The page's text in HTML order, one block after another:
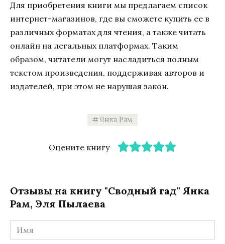
Для приобретения книги мы предлагаем список
интернет-магазинов, где вы сможете купить ее в
различных форматах для чтения, а также читать
онлайн на легальных платформах. Таким
образом, читатели могут насладиться полным
текстом произведения, поддерживая авторов и
издателей, при этом не нарушая закон.
Янка Рам
Оцените книгу
Отзывы на книгу "Сводный гад" Янка
Рам, Эля Пылаева
Имя
*